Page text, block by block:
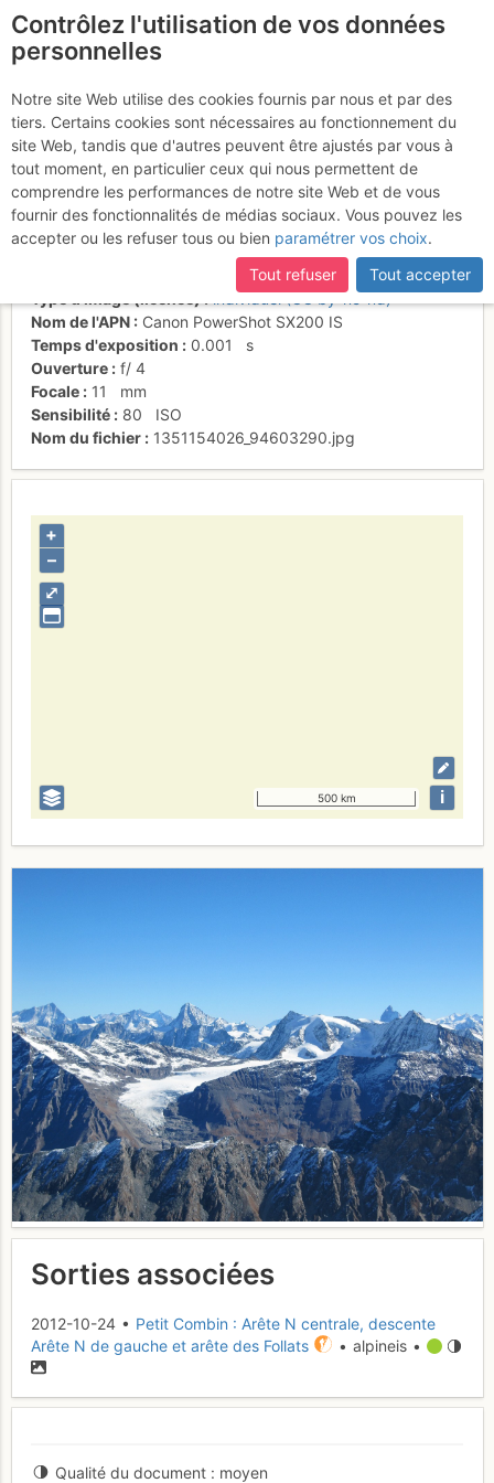
Dent Blanche, face N de
Cervin
Activités
Date/heure
individuel (CC by-nc-nd)
Nom de l'APN
Canon PowerShot SX200 IS
Temps d'exposition
0.001
s
Ouverture
f/ 4
Focale
11
mm
Sensibilité
80
ISO
Nom du fichier
1351154026_94603290.jpg
⤢
+
–
500 km i
Sorties associées
2012-10-24 • Petit Combin : Arête N centrale, descente
Arête N de gauche et arête des Follats
• alpineis •
Qualité du document moyen
Contrôlez l'utilisation de vos données
personnelles
Notre site Web utilise des cookies fournis par nous et par des
tiers. Certains cookies sont nécessaires au fonctionnement du
site Web, tandis que d'autres peuvent être ajustés par vous à
tout moment, en particulier ceux qui nous permettent de
comprendre les performances de notre site Web et de vous
fournir des fonctionnalités de médias sociaux. Vous pouvez les
accepter ou les refuser tous ou bien paramétrer vos choix.
Tout refuser
Tout accepter